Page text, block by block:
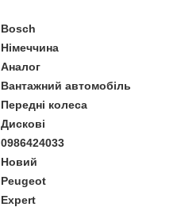
Bosch
Німеччина
Аналог
Вантажний автомобіль
Передні колеса
Дискові
0986424033
Новий
Peugeot
Expert